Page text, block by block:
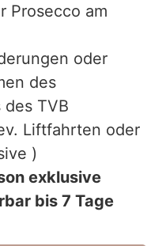
Prosecco am
oder
des
des TVB
Liftfahrten oder
)
exklusive
bis 7 Tage